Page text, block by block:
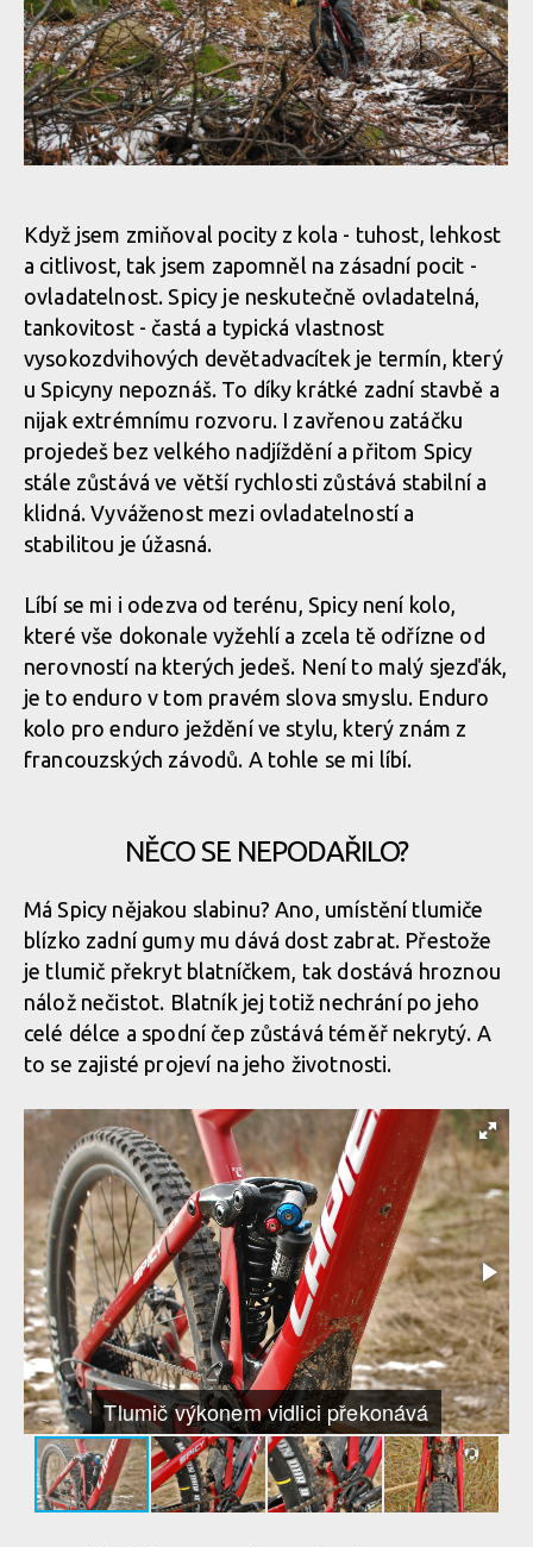
Lapierre Spicy 6.9 CF
Lapierre Spicy 6.9 CF
Lapierre Spicy 6.9 CF
Lapierre Spicy 6.9 CF
Lapierre Spicy 6.9 CF
Lapierre Spicy 6.9 CF
Když jsem zmiňoval pocity z kola - tuhost, lehkost
a citlivost, tak jsem zapomněl na zásadní pocit -
ovladatelnost. Spicy je neskutečně ovladatelná,
tankovitost - častá a typická vlastnost
vysokozdvihových devětadvacítek je termín, který
u Spicyny nepoznáš. To díky krátké zadní stavbě a
nijak extrémnímu rozvoru. I zavřenou zatáčku
projedeš bez velkého nadjíždění a přitom Spicy
stále zůstává ve větší rychlosti zůstává stabilní a
klidná. Vyváženost mezi ovladatelností a
stabilitou je úžasná.
Líbí se mi i odezva od terénu, Spicy není kolo,
které vše dokonale vyžehlí a zcela tě odřízne od
nerovností na kterých jedeš. Není to malý sjezďák,
je to enduro v tom pravém slova smyslu. Enduro
kolo pro enduro ježdění ve stylu, který znám z
francouzských závodů. A tohle se mi líbí.
NĚCO SE NEPODAŘILO?
Má Spicy nějakou slabinu? Ano, umístění tlumiče
blízko zadní gumy mu dává dost zabrat. Přestože
je tlumič překryt blatníčkem, tak dostává hroznou
nálož nečistot. Blatník jej totiž nechrání po jeho
celé délce a spodní čep zůstává téměř nekrytý. A
to se zajisté projeví na jeho životnosti.
Tlumič výkonem vidlici překonává